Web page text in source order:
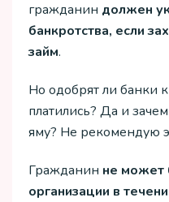
гражданин должен
банкротства, если
займ.
Но одобрят ли банки
платились? Да и
яму? Не рекомендую
Гражданин не может
организации в